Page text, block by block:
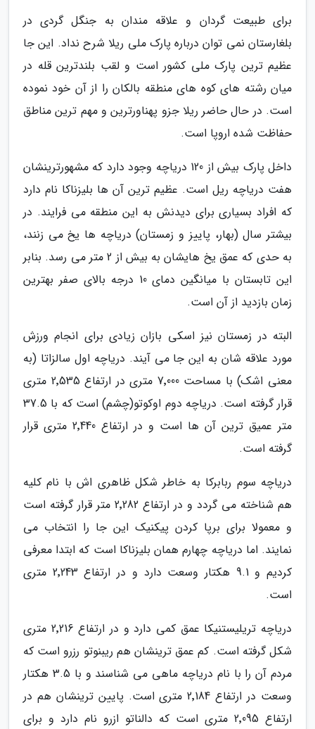
برای طبیعت گردان و علاقه مندان به جنگل گردی در
بلغارستان نمی توان درباره پارک ملی ریلا شرح نداد. این جا
عظیم ترین پارک ملی کشور است و لقب بلندترین قله در
میان رشته های کوه های منطقه بالکان را از آن خود نموده
است. در حال حاضر ریلا جزو پهناورترین و مهم ترین مناطق
حفاظت شده اروپا است.
داخل پارک بیش از 120 دریاچه وجود دارد که مشهورترینشان
هفت دریاچه ریل است. عظیم ترین آن ها بلیزناکا نام دارد
که افراد بسیاری برای دیدنش به این منطقه می فرایند. در
بیشتر سال (بهار، پاییز و زمستان) دریاچه ها یخ می زنند،
به حدی که عمق یخ هایشان به بیش از 2 متر می رسد. بنابر
این تابستان با میانگین دمای 10 درجه بالای صفر بهترین
زمان بازدید از آن است.
البته در زمستان نیز اسکی بازان زیادی برای انجام ورزش
مورد علاقه شان به این جا می آیند. دریاچه اول سالزاتا (به
معنی اشک) با مساحت 7٬000 متری در ارتفاع 2٬535 متری
قرار گرفته است. دریاچه دوم اوکوتو(چشم) است که با 37.5
متر عمیق ترین آن ها است و در ارتفاع 2٬440 متری قرار
گرفته است.
دریاچه سوم ربابرکا به خاطر شکل ظاهری اش با نام کلیه
هم شناخته می گردد و در ارتفاع 2٬282 متر قرار گرفته است
و معمولا برای برپا کردن پیکنیک این جا را انتخاب می
نمایند. اما دریاچه چهارم همان بلیزناکا است که ابتدا معرفی
کردیم و 9.1 هکتار وسعت دارد و در ارتفاع 2٬243 متری
است.
دریاچه تریلیستنیکا عمق کمی دارد و در ارتفاع 2٬216 متری
شکل گرفته است. کم عمق ترینشان هم ریبنوتو رزرو است که
مردم آن را با نام دریاچه ماهی می شناسند و با 3.5 هکتار
وسعت در ارتفاع 2٬184 متری است. پایین ترینشان هم در
ارتفاع 2٬095 متری است که دالناتو ازرو نام دارد و برای